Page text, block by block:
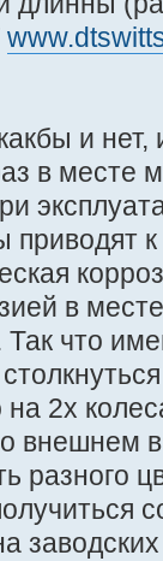
и нет,
в месте
приводят
в
что
2х
о внешнем
разного